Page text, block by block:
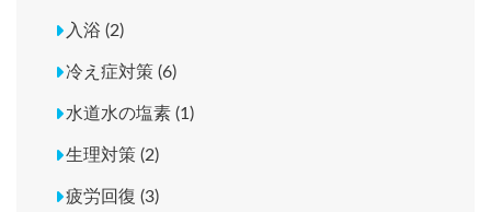
入浴 (2)
冷え症対策 (6)
水道水の塩素 (1)
生理対策 (2)
疲労回復 (3)